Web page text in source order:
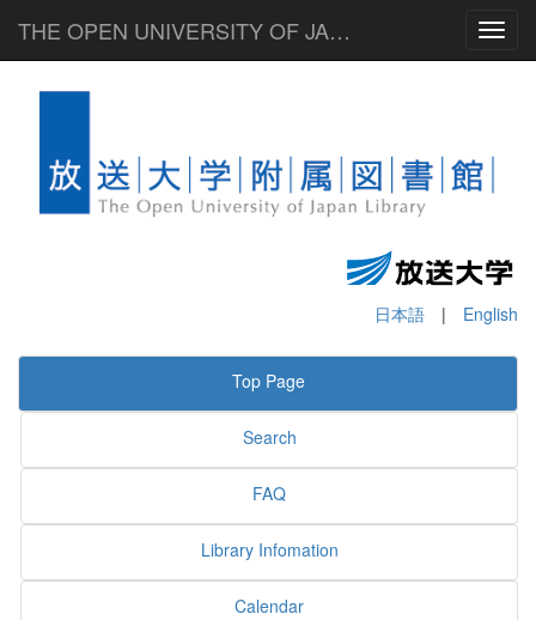
THE OPEN UNIVERSITY OF JAPAN LIBRARY
日本語 | English
Top Page
Search
FAQ
Library Infomation
Calendar